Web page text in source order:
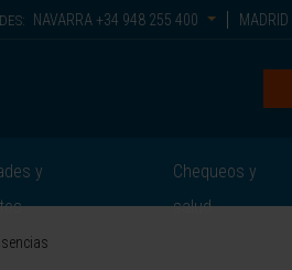
NAVARRA +34 948 255 400 MADRID
y
Chequeos y
salud